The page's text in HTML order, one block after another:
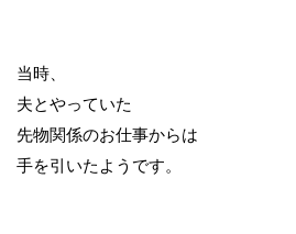
当時、
夫とやっていた
先物関係のお仕事からは
手を引いたようです。